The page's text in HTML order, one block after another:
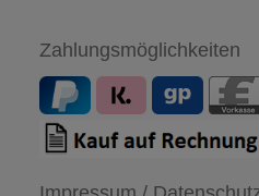
Zahlungsmöglichkeiten